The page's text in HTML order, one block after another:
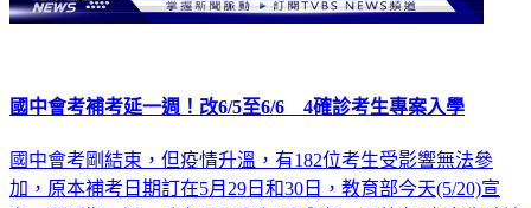
國中會考補考延一週！改6/5至6/6 4確診考生專案入學
國中會考剛結束，但疫情升溫，有182位考生受影響無法參
加，原本補考日期訂在5月29日和30日，教育部今天(5/20)宣